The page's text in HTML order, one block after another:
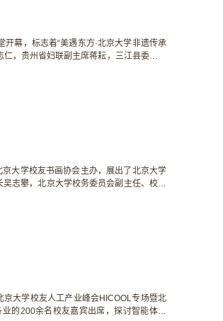
幕，标志着“美遇东方·北京大学非遗传承
，贵州省妇联副主席蒋耘，三江县委书记
，以及校内师生代表参加活动。
大学校友书画协会主办，展出了北京大学
志攀，北京大学校务委员会副主任、校友
兼职教授王志强，北京大学校友书画协会
大学校友人工产业峰会HICOOL专场暨北
的200余名校友嘉宾出席，探讨智能体技